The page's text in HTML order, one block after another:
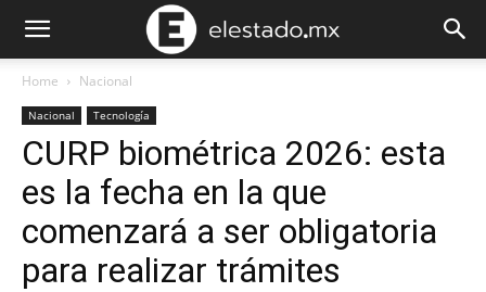
Home Nacional
Nacional Tecnología
CURP biométrica 2026: esta
es la fecha en la que
comenzará a ser obligatoria
para realizar trámites